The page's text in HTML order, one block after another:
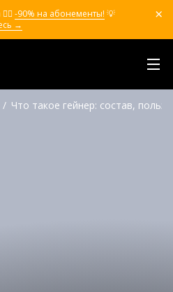
-90% на абонементы! 💡
→
Что такое гейнер: состав,